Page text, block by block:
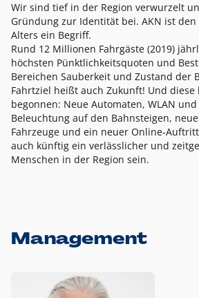
Wir sind tief in der Region verwurzelt
Gründung zur Identität bei. AKN ist
Alters ein Begriff.
Rund 12 Millionen Fahrgäste (2019)
höchsten Pünktlichkeitsquoten und
Bereichen Sauberkeit und Zustand der
Fahrtziel heißt auch Zukunft! Und diese
begonnen: Neue Automaten, WLAN und
Beleuchtung auf den Bahnsteigen,
Fahrzeuge und ein neuer Online-
auch künftig ein verlässlicher und
Menschen in der Region sein.
Management